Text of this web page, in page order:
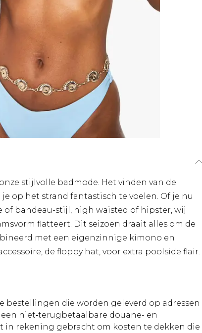
stijlvolle badmode. Het vinden van de
op het strand fantastisch te voelen. Of je nu
of bandeau-stijl, high waisted of hipster, wij
flatteert. Dit seizoen draait alles om de
met een eigenzinnige kimono en
de floppy hat, voor extra poolside flair.
bestellingen die worden geleverd op adressen
niet‑terugbetaalbare douane- en
in rekening gebracht om kosten te dekken die